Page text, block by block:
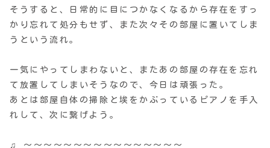
そうすると、日常的に目につかなくなるから存在をすっ
かり忘れて処分もせず、また次々その部屋に置いてしま
うという流れ。
一気にやってしまわないと、またあの部屋の存在を忘れ
て放置してしまいそうなので、今日は頑張った。
あとは部屋自体の掃除と埃をかぶっているピアノを手入
れして、次に繋げよう。
♫ 〜〜〜〜〜〜〜〜〜〜〜〜〜〜〜〜